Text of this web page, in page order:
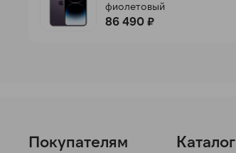
фиолетовый
86 490 ₽
Покупателям Каталог